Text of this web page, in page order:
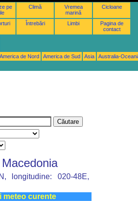
pe
Climă
Vremea
marină
Cicloane
Întrebări Limbi
Pagina de
contact
America de Nord America de Sud Asia
Australia-
longitudine: 020-48E,
meteo curente